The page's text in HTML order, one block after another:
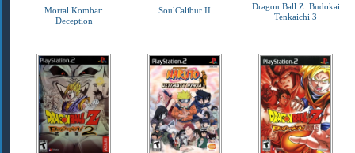
Mortal Kombat:
Deception
SoulCalibur II
Dragon Ball Z: Budokai
Tenkaichi 3